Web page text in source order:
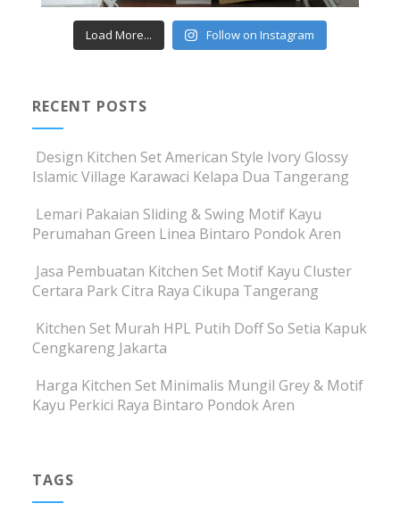
Load More... Follow on Instagram
RECENT POSTS
Design Kitchen Set American Style Ivory Glossy
Islamic Village Karawaci Kelapa Dua Tangerang
Lemari Pakaian Sliding & Swing Motif Kayu
Perumahan Green Linea Bintaro Pondok Aren
Jasa Pembuatan Kitchen Set Motif Kayu Cluster
Certara Park Citra Raya Cikupa Tangerang
Kitchen Set Murah HPL Putih Doff So Setia Kapuk
Cengkareng Jakarta
Harga Kitchen Set Minimalis Mungil Grey & Motif
Kayu Perkici Raya Bintaro Pondok Aren
TAGS